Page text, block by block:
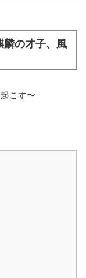
の才子、風
こす〜